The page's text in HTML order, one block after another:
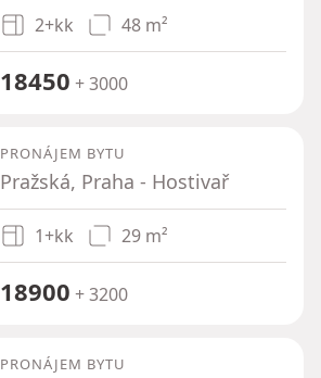
2+kk 48 m²
18450 + 3000
PRONÁJEM BYTU
Pražská, Praha - Hostivař
1+kk 29 m²
18900 + 3200
PRONÁJEM BYTU